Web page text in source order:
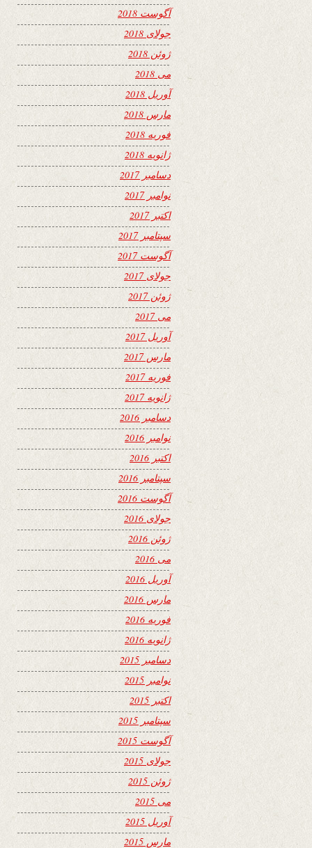
آگوست 2018
جولای 2018
ژوئن 2018
می 2018
آوریل 2018
مارس 2018
فوریه 2018
ژانویه 2018
دسامبر 2017
نوامبر 2017
اکتبر 2017
سپتامبر 2017
آگوست 2017
جولای 2017
ژوئن 2017
می 2017
آوریل 2017
مارس 2017
فوریه 2017
ژانویه 2017
دسامبر 2016
نوامبر 2016
اکتبر 2016
سپتامبر 2016
آگوست 2016
جولای 2016
ژوئن 2016
می 2016
آوریل 2016
مارس 2016
فوریه 2016
ژانویه 2016
دسامبر 2015
نوامبر 2015
اکتبر 2015
سپتامبر 2015
آگوست 2015
جولای 2015
ژوئن 2015
می 2015
آوریل 2015
مارس 2015